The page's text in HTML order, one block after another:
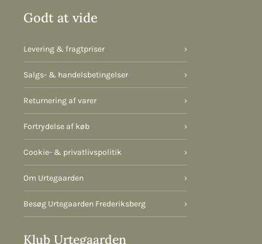
Godt at vide
Levering & fragtpriser ›
Salgs- & handelsbetingelser ›
Returnering af varer ›
Fortrydelse af køb ›
Cookie- & privatlivspolitik ›
Om Urtegaarden ›
Besøg Urtegaarden Frederiksberg ›
Klub Urtegaarden